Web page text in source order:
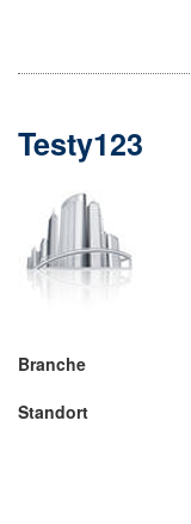
Testy123
Branche
Standort